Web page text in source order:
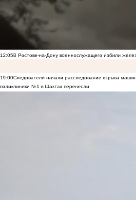
12:05В Ростове-на-Дону военнослужащего избили
19:00Следователи начали расследование взрыва
поликлиники №1 в Шахтах перенесли